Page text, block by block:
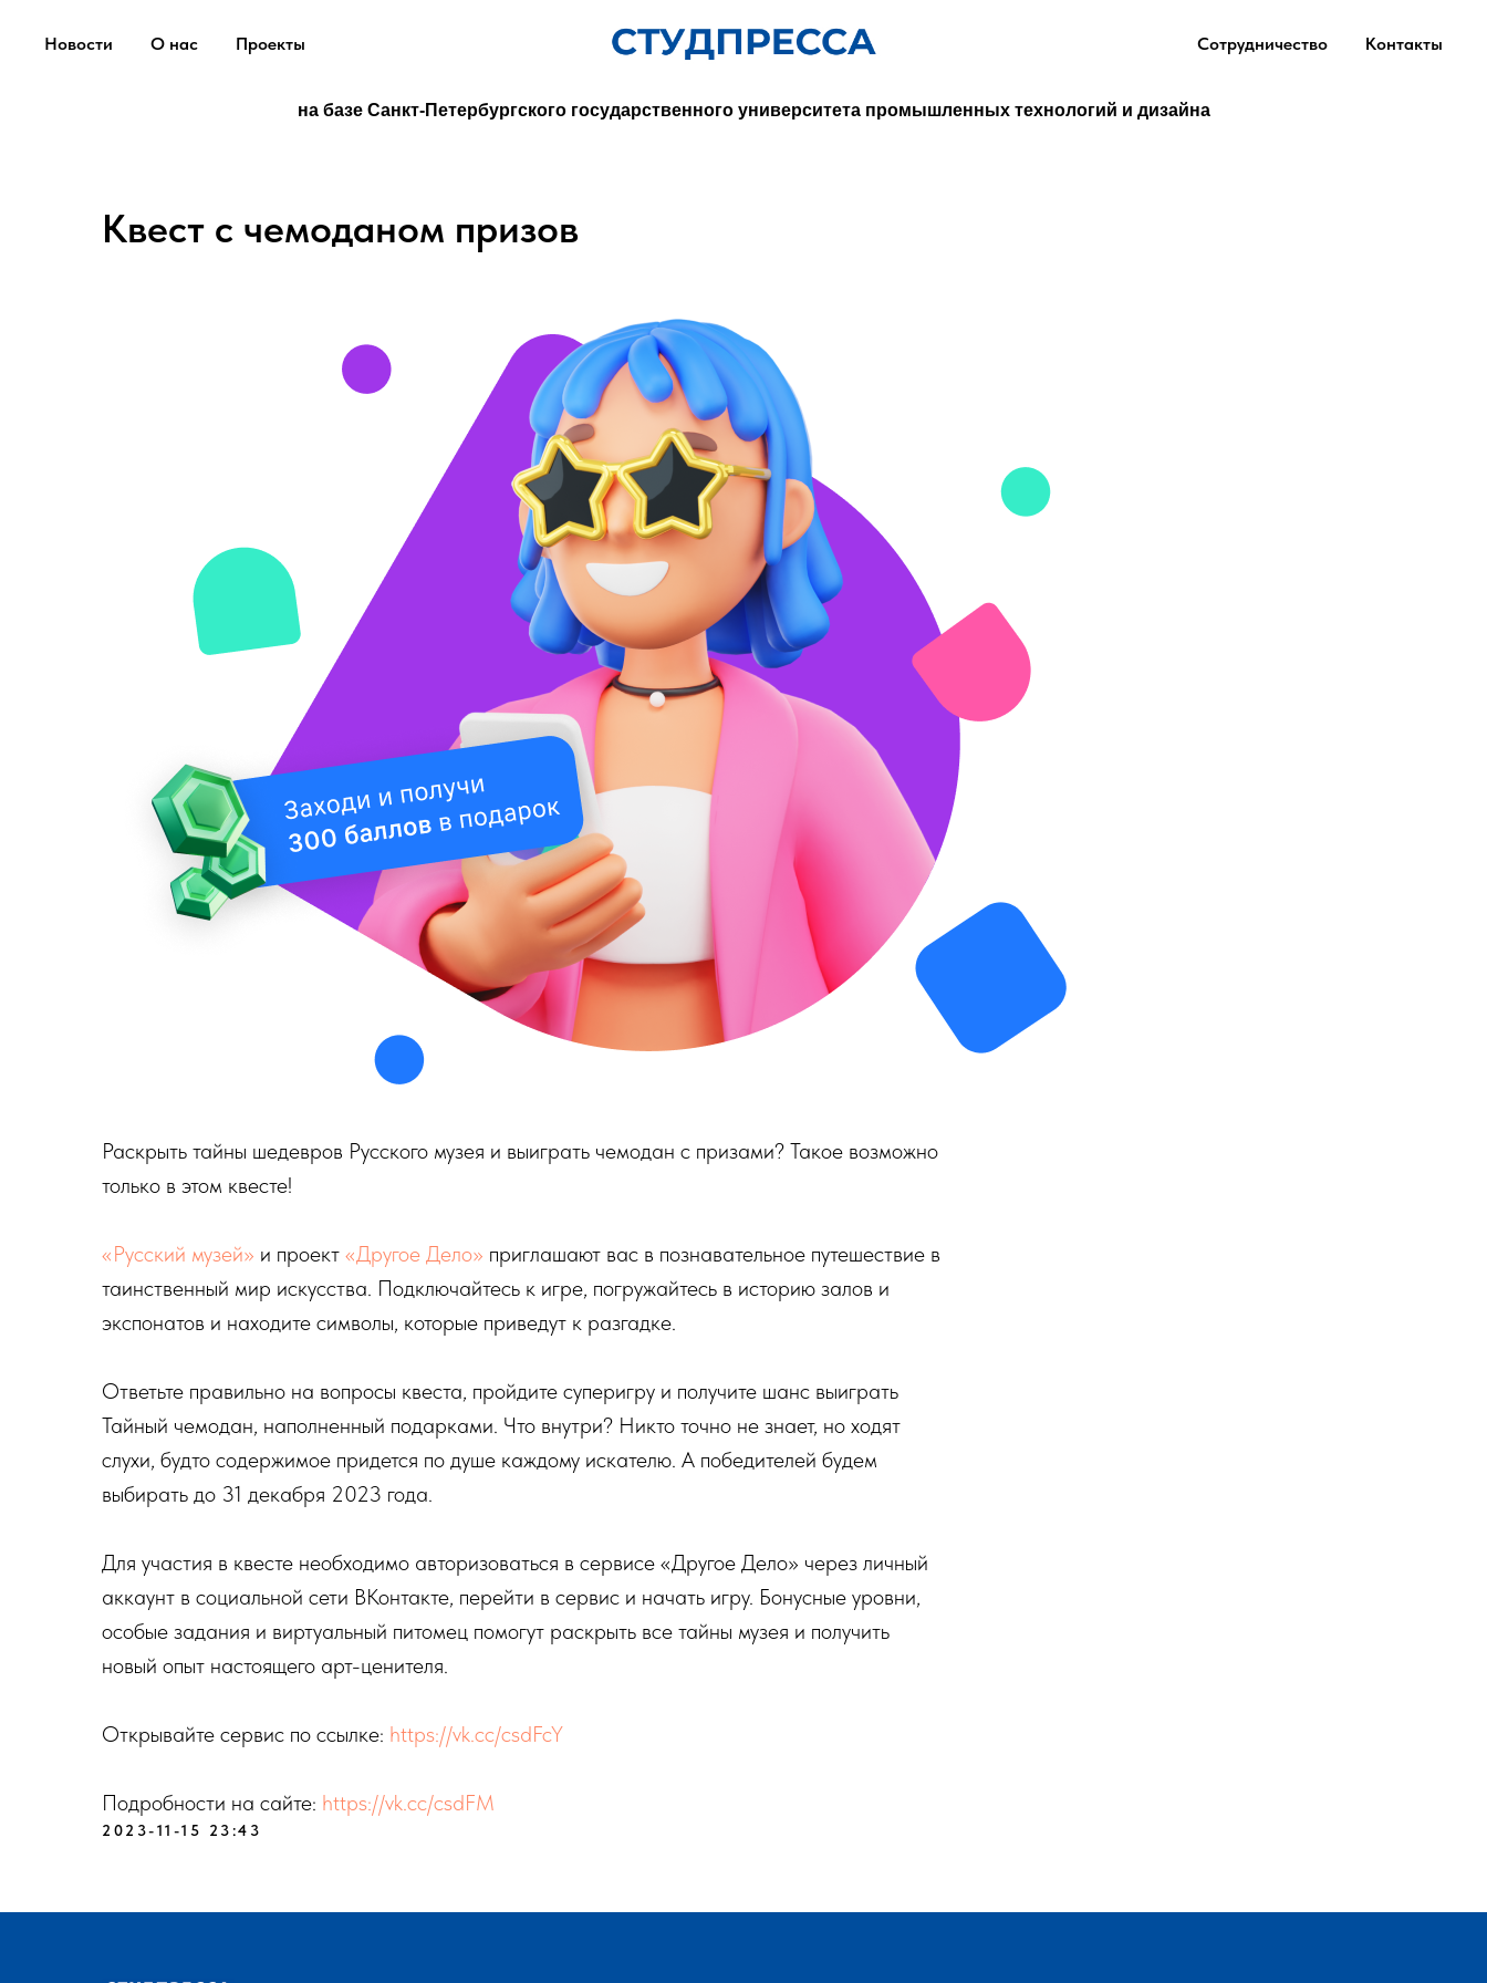
Новости О нас Проекты Сотрудничество Контакты
на базе Санкт-Петербургского государственного университета промышленных технологий и дизайна
Квест с чемоданом призов
Раскрыть тайны шедевров Русского музея и выиграть чемодан с призами? Такое возможно
только в этом квесте!
«Русский музей» и проект «Другое Дело» приглашают вас в познавательное путешествие в
таинственный мир искусства. Подключайтесь к игре, погружайтесь в историю залов и
экспонатов и находите символы, которые приведут к разгадке.
Ответьте правильно на вопросы квеста, пройдите суперигру и получите шанс выиграть
Тайный чемодан, наполненный подарками. Что внутри? Никто точно не знает, но ходят
слухи, будто содержимое придется по душе каждому искателю. А победителей будем
выбирать до 31 декабря 2023 года.
Для участия в квесте необходимо авторизоваться в сервисе «Другое Дело» через личный
аккаунт в социальной сети ВКонтакте, перейти в сервис и начать игру. Бонусные уровни,
особые задания и виртуальный питомец помогут раскрыть все тайны музея и получить
новый опыт настоящего арт-ценителя.
Открывайте сервис по ссылке: https://vk.cc/csdFcY
Подробности на сайте: https://vk.cc/csdFM
2023-11-15 23:43